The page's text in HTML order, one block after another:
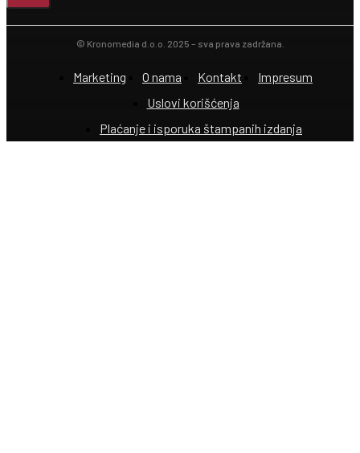
© Kronomedia d.o.o. 2025 – sva prava zadržana.
Marketing O nama Kontakt
Impresum
Uslovi korišćenja
Plaćanje i isporuka štampanih izdanja